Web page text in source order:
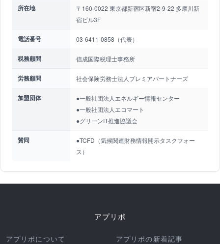
所在地
〒160-0022 東京都新宿区新宿2-9-22 多摩川新
宿ビル3F
電話番号 03-6411-0858（代表）
税務顧問 信成国際税理士事務所
労務顧問 社会保険労務士法人プレミアパートナーズ
加盟団体
●一般社団法人エネルギー情報センター
●一般社団法人エコマート
●グリーンIT推進協議会
賛同
●TCFD（気候関連財務情報開示タスクフォー
ス）
アプリポ
アプリポについて アプリポの新着記事